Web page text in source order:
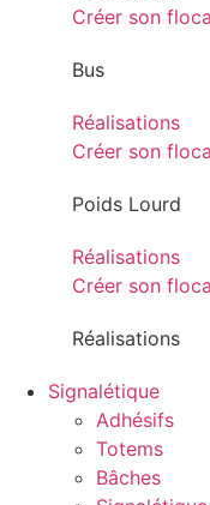
Créer son
Bus
Réalisations
Créer son
Poids Lourd
Réalisations
Créer son
Réalisations
Signalétique
Adhésifs
Totems
Bâches